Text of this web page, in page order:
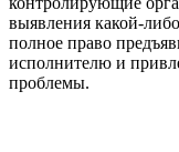
выявления какой-
полное право
исполнителю и
проблемы.